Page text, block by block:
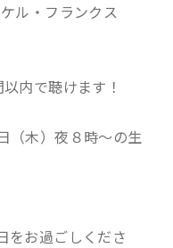
・フランクス
内で聴けます！
（木）夜８時～の生
をお過ごしくださ